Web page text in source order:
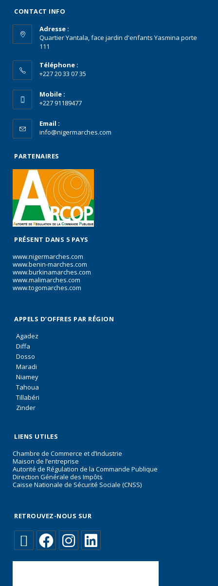
CONTACT INFO
Adresse :
Quartier Yantala, face jardin d'enfants Yasmina porte
111
Téléphone :
+227 20 33 07 35
Mobile :
+227 91189477
Email :
info@nigermarches.com
PARTENAIRES
PRÉSENT DANS 5 PAYS
www.nigermarches.com
www.benin-marches.com
www.burkinamarches.com
www.malimarches.com
www.togomarches.com
APPELS D’OFFRES PAR RÉGION
Agadez
Diffa
Dosso
Maradi
Niamey
Tahoua
Tillabéri
Zinder
LIENS UTILES
Chambre de Commerce et d’Industrie
Maison de l’entreprise
Autorité de Régulation de la Commande Publique
Direction Générale des Impôts
Caisse Nationale de Sécurité Sociale (CNSS)
RETROUVEZ-NOUS SUR